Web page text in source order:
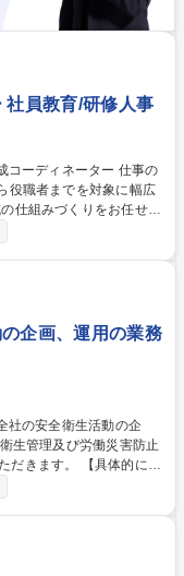
社員教育/研修人事
役職者までを対象に幅広
仕組みづくりをお任せし
断的な教育の企画・実
■不具合を防止するため
画・実施■コンプライア
の企画・実施■EV開発、
画・実施 募集職種
企画、運用の業務
。 【具体的に
衛生委員会の運営 ・安